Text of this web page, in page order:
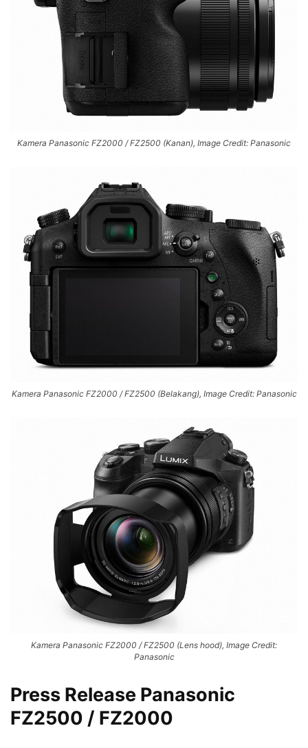
Kamera Panasonic FZ2000 / FZ2500 (Kanan), Image Credit: Panasonic
Kamera Panasonic FZ2000 / FZ2500 (Belakang), Image Credit: Panasonic
Kamera Panasonic FZ2000 / FZ2500 (Lens hood), Image Credit:
Panasonic
Press Release Panasonic
FZ2500 / FZ2000